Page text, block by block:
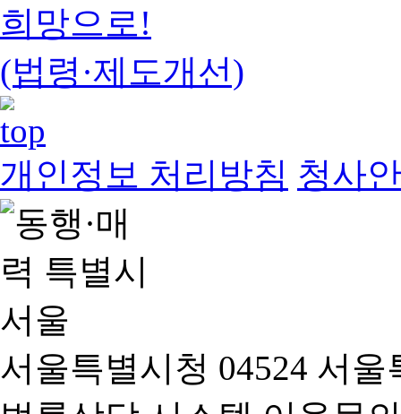
희망으로!
(법령·제도개선)
개인정보 처리방침 청사
서울특별시청 04524 서